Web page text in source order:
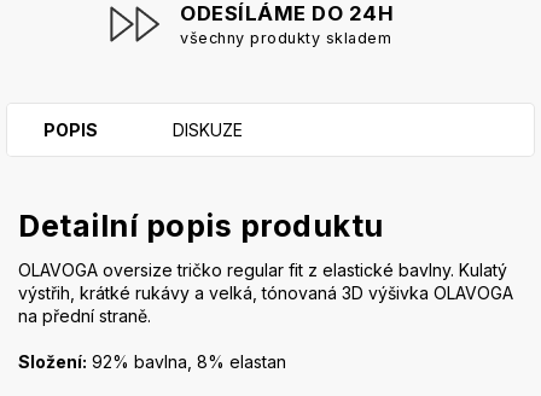
ODESÍLÁME DO 24H
všechny produkty skladem
POPIS DISKUZE
Detailní popis produktu
OLAVOGA oversize tričko regular fit z elastické bavlny. Kulatý
výstřih, krátké rukávy a velká, tónovaná 3D výšivka OLAVOGA
na přední straně.
Složení: 92% bavlna, 8% elastan